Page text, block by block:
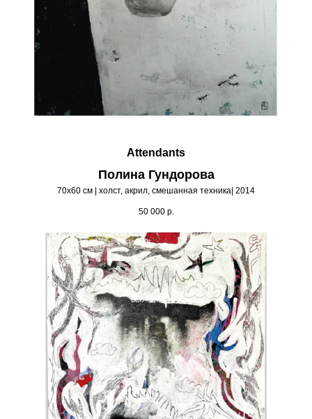
Attendants
Полина Гундорова
70х60 см | холст, акрил, смешанная техника| 2014
50 000 р.